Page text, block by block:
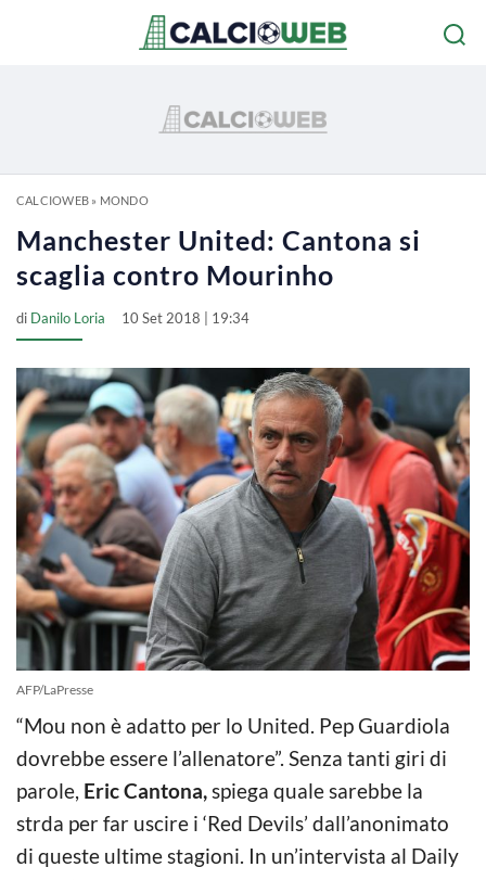
CALCIOWEB» MONDO
Manchester United: Cantona si
scaglia contro Mourinho
di Danilo Loria 10 Set 2018 | 19:34
AFP/LaPresse
“Mou non è adatto per lo United. Pep Guardiola
dovrebbe essere l’allenatore”. Senza tanti giri di
parole, Eric Cantona,spiega quale sarebbe la
strda per far uscire i ‘Red Devils’ dall’anonimato
di queste ultime stagioni. In un’intervista al Daily